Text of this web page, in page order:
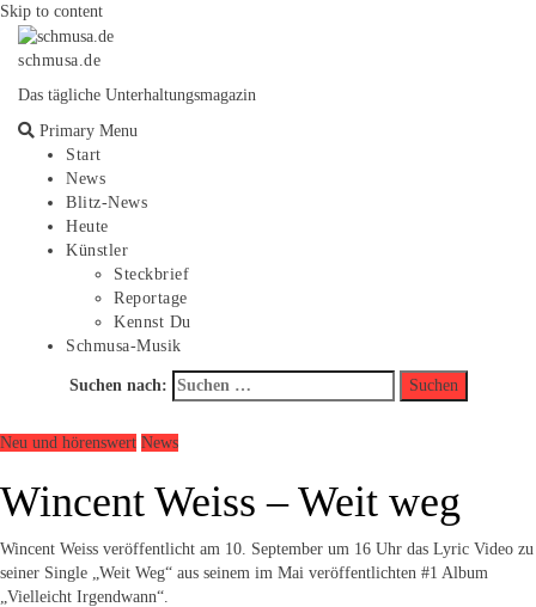
Skip to content
schmusa.de
Das tägliche Unterhaltungsmagazin
Primary Menu
Start
News
Blitz-News
Heute
Künstler
Steckbrief
Reportage
Kennst Du
Schmusa-Musik
Suchen nach:
Neu und hörenswert News
Wincent Weiss – Weit weg
Wincent Weiss veröffentlicht am 10. September um 16 Uhr das Lyric Video zu
seiner Single „Weit Weg“ aus seinem im Mai veröffentlichten #1 Album
„Vielleicht Irgendwann“.